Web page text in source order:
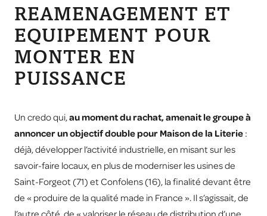
REAMENAGEMENT ET
EQUIPEMENT POUR
MONTER EN
PUISSANCE
Un credo qui,au moment du rachat, amenait le groupe à
annoncer un objectif double pour Maison de la Literie :
déjà, développer l’activité industrielle, en misant sur les
savoir-faire locaux, en plus de moderniser les usines de
Saint-Forgeot (71) et Confolens (16), la finalité devant être
de « produire de la qualité made in France ». Il s’agissait, de